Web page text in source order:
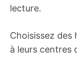
lecture.
Choisissez des
à leurs centres